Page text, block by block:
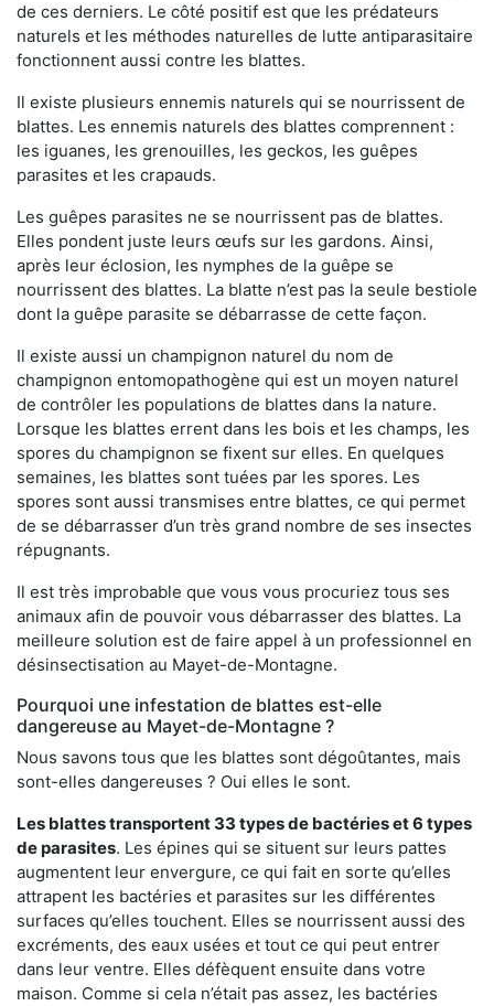
de ces derniers. Le côté positif est que les prédateurs
naturels et les méthodes naturelles de lutte antiparasitaire
fonctionnent aussi contre les blattes.
Il existe plusieurs ennemis naturels qui se nourrissent de
blattes. Les ennemis naturels des blattes comprennent :
les iguanes, les grenouilles, les geckos, les guêpes
parasites et les crapauds.
Les guêpes parasites ne se nourrissent pas de blattes.
Elles pondent juste leurs œufs sur les gardons. Ainsi,
après leur éclosion, les nymphes de la guêpe se
nourrissent des blattes. La blatte n’est pas la seule bestiole
dont la guêpe parasite se débarrasse de cette façon.
Il existe aussi un champignon naturel du nom de
champignon entomopathogène qui est un moyen naturel
de contrôler les populations de blattes dans la nature.
Lorsque les blattes errent dans les bois et les champs, les
spores du champignon se fixent sur elles. En quelques
semaines, les blattes sont tuées par les spores. Les
spores sont aussi transmises entre blattes, ce qui permet
de se débarrasser d’un très grand nombre de ses insectes
répugnants.
Il est très improbable que vous vous procuriez tous ses
animaux afin de pouvoir vous débarrasser des blattes. La
meilleure solution est de faire appel à un professionnel en
désinsectisation au Mayet-de-Montagne.
Pourquoi une infestation de blattes est-elle
dangereuse au Mayet-de-Montagne ?
Nous savons tous que les blattes sont dégoûtantes, mais
sont-elles dangereuses ? Oui elles le sont.
Les blattes transportent 33 types de bactéries et 6 types
de parasites. Les épines qui se situent sur leurs pattes
augmentent leur envergure, ce qui fait en sorte qu’elles
attrapent les bactéries et parasites sur les différentes
surfaces qu’elles touchent. Elles se nourrissent aussi des
excréments, des eaux usées et tout ce qui peut entrer
dans leur ventre. Elles défèquent ensuite dans votre
maison. Comme si cela n’était pas assez, les bactéries